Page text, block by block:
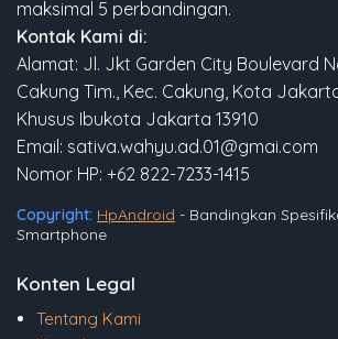
maksimal 5 perbandingan.
Kontak Kami di:
Alamat: Jl. Jkt Garden City Boulevard
Cakung Tim., Kec. Cakung, Kota
Khusus Ibukota Jakarta 13910
Email: sativa.wahyu.ad.01@gmai.com
Nomor HP: +62 822-7233-1415
Copyright: HpAndroid - Bandingkan
Smartphone
Konten Legal
Tentang Kami